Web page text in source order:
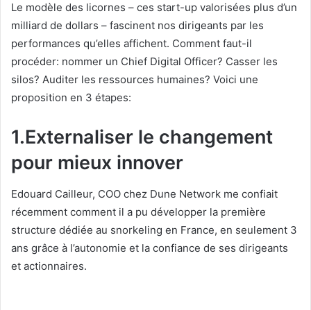
Le modèle des licornes – ces start-up valorisées plus d’un
milliard de dollars – fascinent nos dirigeants par les
performances qu’elles affichent. Comment faut-il
procéder: nommer un Chief Digital Officer? Casser les
silos? Auditer les ressources humaines? Voici une
proposition en 3 étapes:
1.Externaliser le changement
pour mieux innover
Edouard Cailleur, COO chez Dune Network me confiait
récemment comment il a pu développer la première
structure dédiée au snorkeling en France, en seulement 3
ans grâce à l’autonomie et la confiance de ses dirigeants
et actionnaires.